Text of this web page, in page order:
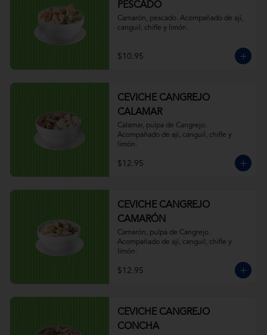
PESCADO
Camarón, pescado. Acompañado de ají,
canguil, chifle y limón.
$10.95
CEVICHE CANGREJO
CALAMAR
Calamar, pulpa de Cangrejo.
Acompañado de ají, canguil, chifle y
limón.
$12.95
CEVICHE CANGREJO
CAMARÓN
Camarón, pulpa de Cangrejo.
Acompañado de ají, canguil, chifle y
limón.
$12.95
CEVICHE CANGREJO
CONCHA